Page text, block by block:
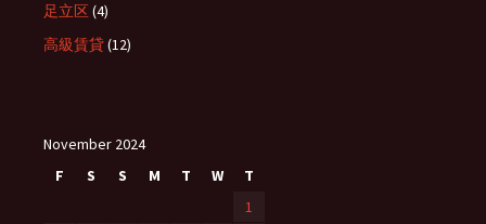
足立区(4)
高級賃貸(12)
November 2024
F
S S M T W T
1